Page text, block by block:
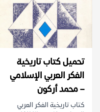
تحميل كتاب تاريخية
الفكر العربي الإسلامي
– محمد أركون
كتاب تاريخية الفكر العربي